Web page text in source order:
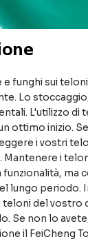
e funghi sui
Lo
L'utilizzo di
ottimo inizio.
i vostri
Mantenere i
ma
lungo periodo.
del vostro
Se non lo
il FeiCheng